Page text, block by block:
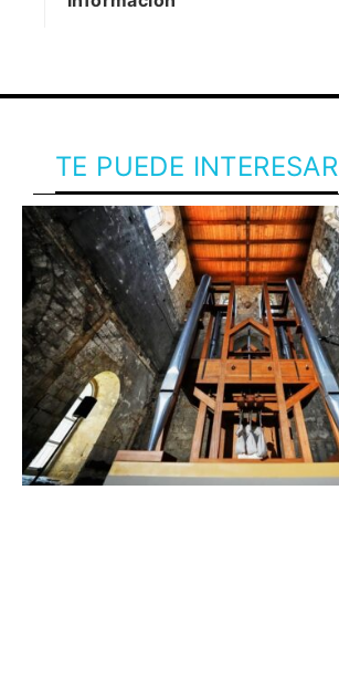
TE PUEDE INTERESAR